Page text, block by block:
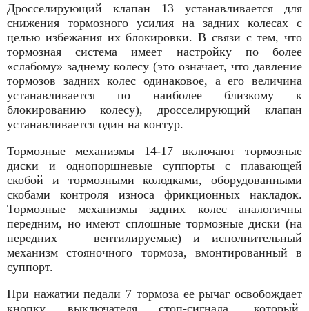
Дросселирующий клапан 13 устанавливается для
снижения тормозного усилия на задних колесах с
целью избежания их блокировки. В связи с тем, что
тормозная сис­тема имеет настройку по более
«слабому» заднему колесу (это означает, что давление
тормозов задних колес одинаковое, а его ве­личина
устанавливается по наиболее близко­му к
блокированию колесу), дросселирую­щий клапан
устанавливается один на контур.
Тормозные механизмы 14-17 включают тормозные
диски и однопоршневые суппорты с плавающей
скобой и тормозными колодка­ми, оборудованными
скобами контроля из­носа фрикционных накладок.
Тормозные ме­ханизмы задних колес аналогичны
передним, но имеют сплошные тормозные диски (на
передних — вентилируемые) и исполнительный
механизм стояночного тормоза, вмонтированный в
суппорт.
При нажатии педали 7 тормоза ее рычаг ос­вобождает
кнопку выключателя стоп-сигнала, который,